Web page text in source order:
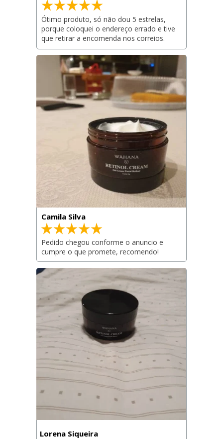
Ótimo produto, só não dou 5 estrelas,
porque coloquei o endereço errado e tive
que retirar a encomenda nos correios.
Pedido chegou conforme o anuncio e
cumpre o que promete, recomendo!
Camila Silva
Lorena Siqueira